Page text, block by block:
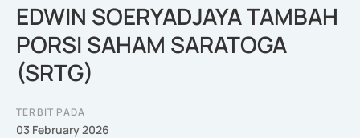
EDWIN SOERYADJAYA TAMBAH
PORSI SAHAM SARATOGA
(SRTG)
TERBIT PADA
03 February 2026